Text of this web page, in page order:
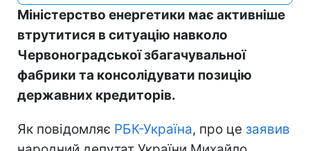
Міністерство енергетики має активніше
втрутитися в ситуацію навколо
Червоноградської збагачувальної
фабрики та консолідувати позицію
державних кредиторів.
Як повідомляє РБК-Україна, про це заявив